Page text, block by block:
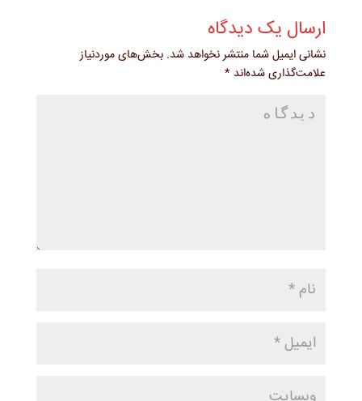
ارسال یک دیدگاه
نشانی ایمیل شما منتشر نخواهد شد. بخش‌های موردنیاز
علامت‌گذاری شده‌اند *